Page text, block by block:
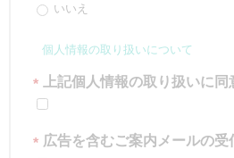
いいえ
個人情報の取り扱いについて
* 上記個人情報の取り扱いに同
* 広告を含むご案内メールの受